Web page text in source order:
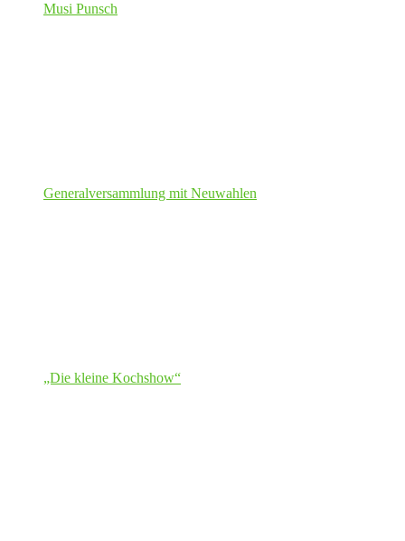
Musi Punsch
Generalversammlung mit Neuwahlen
„Die kleine Kochshow“